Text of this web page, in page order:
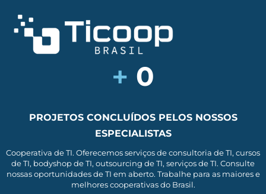
+ 0
PROJETOS CONCLUÍDOS PELOS NOSSOS
ESPECIALISTAS
Cooperativa de TI. Oferecemos serviços de consultoria de TI, cursos
de TI, bodyshop de TI, outsourcing de TI, serviços de TI. Consulte
nossas oportunidades de TI em aberto. Trabalhe para as maiores e
melhores cooperativas do Brasil.